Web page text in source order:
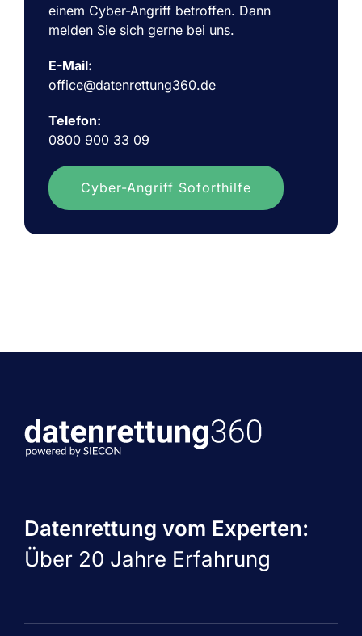
einem Cyber-Angriff betroffen. Dann
melden Sie sich gerne bei uns.
E-Mail:
office@datenrettung360.de
Telefon:
0800 900 33 09
Cyber-Angriff Soforthilfe
Datenrettung vom Experten:
Über 20 Jahre Erfahrung